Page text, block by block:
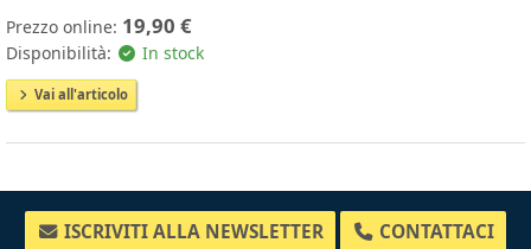
Prezzo online: 19,90 €
Disponibilità: In stock
Vai all'articolo
ISCRIVITI ALLA NEWSLETTER CONTATTACI